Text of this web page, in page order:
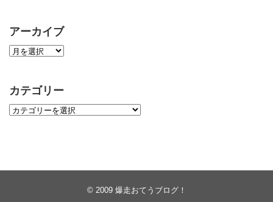
アーカイブ
カテゴリー
© 2009 爆走おてうブログ！